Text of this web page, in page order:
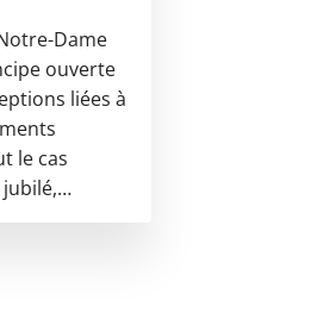
Dame
ouverte
liées à
le cas
jubilé,…